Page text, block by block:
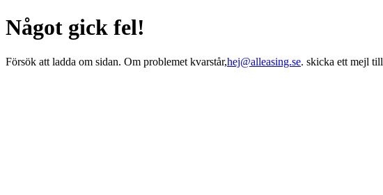
Något gick fel!
Försök att ladda om sidan. Om problemet kvarstår,hej@alleasing.se. skicka ett mejl till